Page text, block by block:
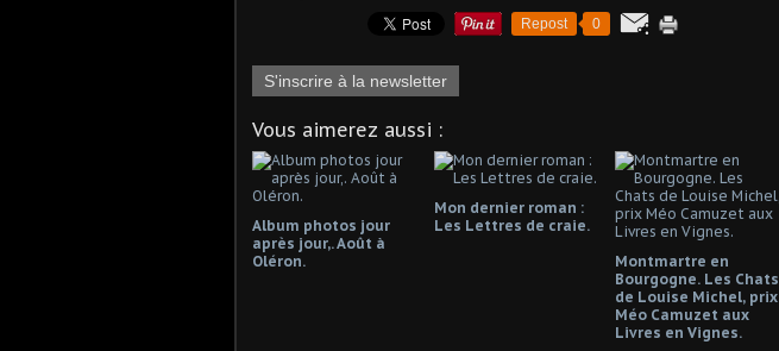
Repost 0
S'inscrire à la newsletter
Vous aimerez aussi :
Album photos jour
après jour,. Août à
Oléron.
Mon dernier roman :
Les Lettres de craie.
Montmartre en
Bourgogne. Les Chats
de Louise Michel, prix
Méo Camuzet aux
Livres en Vignes.